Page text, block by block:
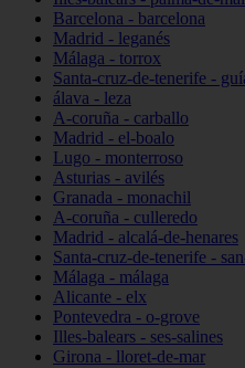
Barcelona - barcelona
Madrid - leganés
Málaga - torrox
Santa-cruz-de-tenerife -
álava - leza
A-coruña - carballo
Madrid - el-boalo
Lugo - monterroso
Asturias - avilés
Granada - monachil
A-coruña - culleredo
Madrid - alcalá-de-henares
Santa-cruz-de-tenerife -
Málaga - málaga
Alicante - elx
Pontevedra - o-grove
Illes-balears - ses-salines
Girona - lloret-de-mar